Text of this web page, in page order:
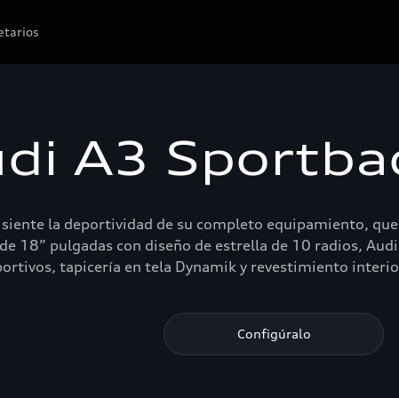
A3
la deportividad de su completo equipamiento,
18” pulgadas con diseño de estrella de 10 radios,
tapicería en tela Dynamik y revestimiento
Configúralo